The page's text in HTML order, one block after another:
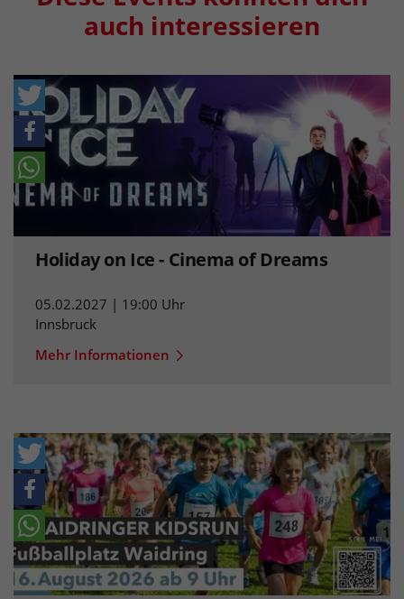
auch interessieren
Holiday on Ice - Cinema of Dreams
05.02.2027 | 19:00 Uhr
Innsbruck
Mehr Informationen